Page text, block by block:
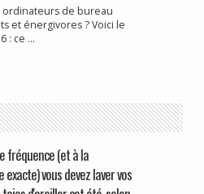
ordinateurs de bureau
et énergivores ? Voici le
: ce ...
fréquence (et à la
vous devez laver vos